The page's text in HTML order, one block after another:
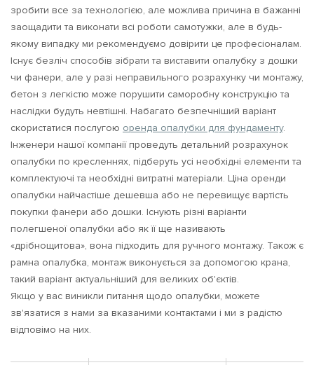
зробити все за технологією, але можлива причина в бажанні
заощадити та виконати всі роботи самотужки, але в будь-
якому випадку ми рекомендуємо довірити це професіоналам.
Існує безліч способів зібрати та виставити опалубку з дошки
чи фанери, але у разі неправильного розрахунку чи монтажу,
бетон з легкістю може порушити саморобну конструкцію та
наслідки будуть невтішні. Набагато безпечніший варіант
скористатися послугою оренда опалубки для фундаменту.
Інженери нашої компанії проведуть детальний розрахунок
опалубки по кресленнях, підберуть усі необхідні елементи та
комплектуючі та необхідні витратні матеріали. Ціна оренди
опалубки найчастіше дешевша або не перевищує вартість
покупки фанери або дошки. Існують різні варіанти
полегшеної опалубки або як її ще називають
«дрібнощитова», вона підходить для ручного монтажу. Також є
рамна опалубка, монтаж виконується за допомогою крана,
такий варіант актуальніший для великих об'єктів.
Якщо у вас виникли питання щодо опалубки, можете
зв'язатися з нами за вказаними контактами і ми з радістю
відповімо на них.